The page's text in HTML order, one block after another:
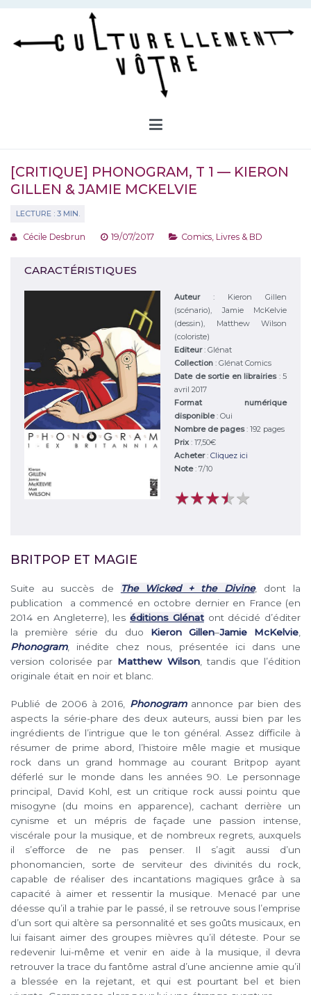
Aller
contenu
[CRITIQUE] PHONOGRAM, T 1 — KIERON
GILLEN & JAMIE MCKELVIE
Cécile Desbrun 19/07/2017 Comics Livres & BD
CARACTÉRISTIQUES
Auteur: Kieron Gillen
(scénario), Jamie McKelvie
(dessin), Matthew Wilson
(coloriste)
Editeur:Glénat
Collection: Glénat Comics
Date de sortie en librairies : 5
avril 2017
Format numérique
disponible: Oui
Nombre de pages: 192 pages
Prix: 17,50€
Acheter:Cliquez ici
Note:7/10
★★★★★
★★★★★
BRITPOP ET MAGIE
Suite au succès de The Wicked + the Divine, dont la
publication a commencé en octobre dernier en France (en
2014 en Angleterre), les éditions Glénatont décidé d’éditer
la première série du duo Kieron Gillen–Jamie McKelvie
Phonogram, inédite chez nous, présentée ici dans une
version colorisée par Matthew Wilson, tandis que l’édition
originale était en noir et blanc.
Publié de 2006 à 2016, Phonogramannonce par bien des
aspects la série-phare des deux auteurs, aussi bien par les
ingrédients de l’intrigue que le ton général. Assez difficile à
résumer de prime abord, l’histoire mêle magie et musique
rock dans un grand hommage au courant Britpop ayant
déferlé sur le monde dans les années 90. Le personnage
principal, David Kohl, est un critique rock aussi pointu que
misogyne (du moins en apparence), cachant derrière un
cynisme et un mépris de façade une passion intense,
viscérale pour la musique, et de nombreux regrets, auxquels
il s’efforce de ne pas penser. Il s’agit aussi d’un
phonomancien, sorte de serviteur des divinités du rock,
capable de réaliser des incantations magiques grâce à sa
capacité à aimer et ressentir la musique. Menacé par une
déesse qu’il a trahie par le passé, il se retrouve sous l’emprise
d’un sort qui altère sa personnalité et ses goûts musicaux, en
lui faisant aimer des groupes mièvres qu’il déteste. Pour se
redevenir lui-même et venir en aide à la musique, il devra
retrouver la trace du fantôme astral d’une ancienne amie qu’il
a blessée en la rejetant, et qui est pourtant bel et bien